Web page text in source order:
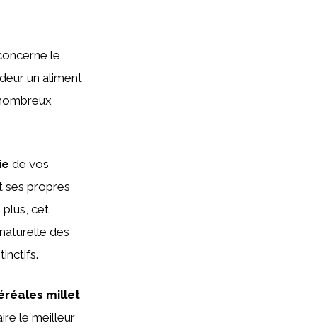
le
un aliment
de vos
ses propres
plus, cet
des
millet
le meilleur